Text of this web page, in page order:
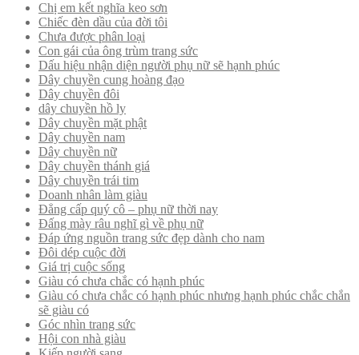
Chị em kết nghĩa keo sơn
Chiếc đèn dầu của đời tôi
Chưa được phân loại
Con gái của ông trùm trang sức
Dấu hiệu nhận diện người phụ nữ sẽ hạnh phúc
Dây chuyền cung hoàng đạo
Dây chuyền đôi
dây chuyền hồ ly
Dây chuyền mặt phật
Dây chuyền nam
Dây chuyền nữ
Dây chuyền thánh giá
Dây chuyền trái tim
Doanh nhân làm giàu
Đẳng cấp quý cô – phụ nữ thời nay
Đấng mày râu nghĩ gì về phụ nữ
Đáp ứng nguồn trang sức đẹp dành cho nam
Đôi dép cuộc đời
Giá trị cuộc sống
Giàu có chưa chắc có hạnh phúc
Giàu có chưa chắc có hạnh phúc nhưng hạnh phúc chắc chắn
sẽ giàu có
Góc nhìn trang sức
Hội con nhà giàu